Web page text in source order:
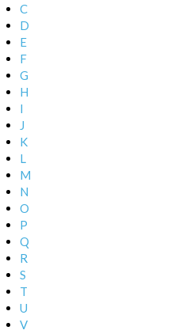
C
D
E
F
G
H
I
J
K
L
M
N
O
P
Q
R
S
T
U
V